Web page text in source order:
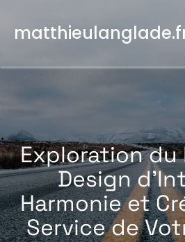
contenu
Exploration du
Design
Harmonie et
Service de